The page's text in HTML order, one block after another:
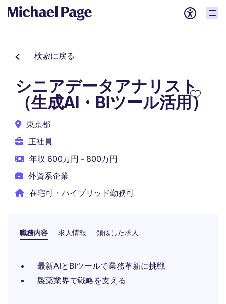
検索に戻る
シニアデータアナリスト
（生成AI・BIツール活用）
東京都
正社員
年収 600万円 - 800万円
外資系企業
在宅可・ハイブリッド勤務可
職務内容 求人情報 類似した求人
最新AIとBIツールで業務革新に挑戦
製薬業界で戦略を支える